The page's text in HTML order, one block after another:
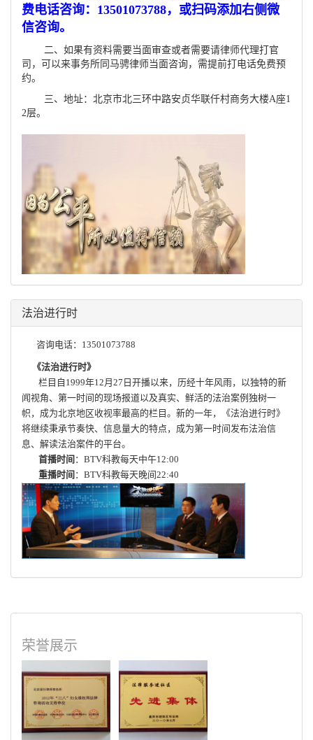
费电话咨询：13501073788，或扫码添加右侧微
信咨询。
二、如果有资料需要当面审查或者需要请律师代理打官
司，可以来事务所同马骋律师当面咨询，需提前打电话免费预
约。
三、地址：北京市北三环中路安贞华联仟村商务大楼A座1
2层。
法治进行时
咨询电话：13501073788
《法治进行时》
栏目自1999年12月27日开播以来，历经十年风雨，以独特的新
闻视角、第一时间的现场报道以及真实、鲜活的法治案例独树一
帜，成为北京地区收视率最高的栏目。新的一年，《法治进行时》
将继续秉承节奏快、信息量大的特点，成为第一时间发布法治信
息、解读法治案件的平台。
首播时间：BTV科教每天中午12:00
重播时间：BTV科教每天晚间22:40
荣誉展示